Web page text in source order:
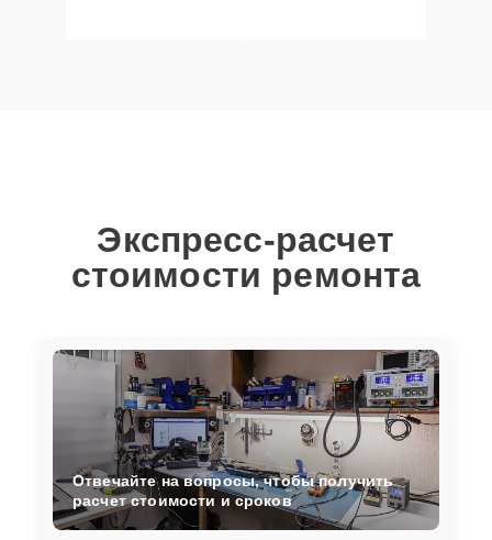
Экспресс-расчет
стоимости ремонта
Отвечайте на вопросы, чтобы получить
расчет стоимости и сроков